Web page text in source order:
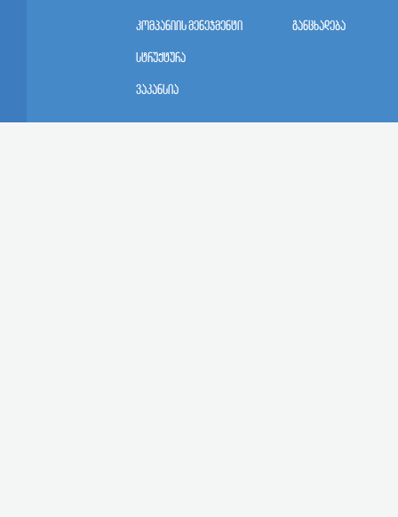
კომპანიის მენეჯმენტი განცხადება
სტრუქტურა
ვაკანსია